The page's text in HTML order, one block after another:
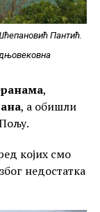
Пантић.
,
, а обишли
којих смо
недостатка